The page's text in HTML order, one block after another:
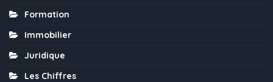
Formation
Immobilier
Juridique
Les Chiffres